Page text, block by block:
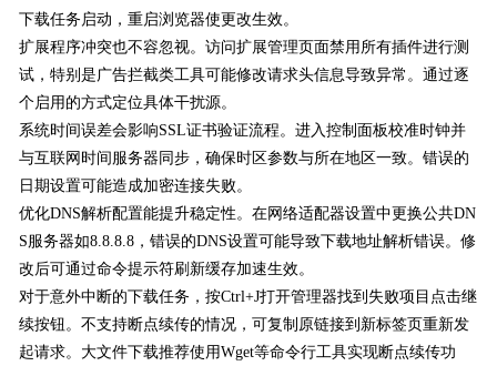
下载任务启动，重启浏览器使更改生效。
扩展程序冲突也不容忽视。访问扩展管理页面禁用所有插件进行测
试，特别是广告拦截类工具可能修改请求头信息导致异常。通过逐
个启用的方式定位具体干扰源。
系统时间误差会影响SSL证书验证流程。进入控制面板校准时钟并
与互联网时间服务器同步，确保时区参数与所在地区一致。错误的
日期设置可能造成加密连接失败。
优化DNS解析配置能提升稳定性。在网络适配器设置中更换公共DN
S服务器如8.8.8.8，错误的DNS设置可能导致下载地址解析错误。修
改后可通过命令提示符刷新缓存加速生效。
对于意外中断的下载任务，按Ctrl+J打开管理器找到失败项目点击继
续按钮。不支持断点续传的情况，可复制原链接到新标签页重新发
起请求。大文件下载推荐使用Wget等命令行工具实现断点续传功